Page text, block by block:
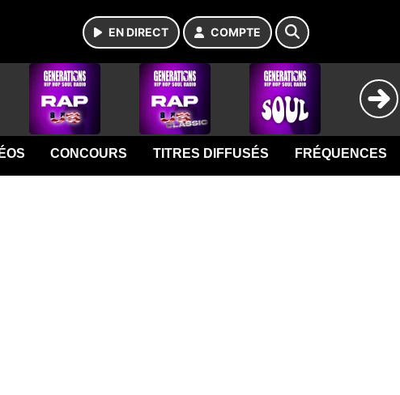
EN DIRECT COMPTE
CONCOURS TITRES DIFFUSÉS FRÉQUENCES